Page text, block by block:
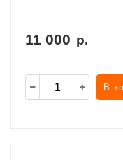
11 000 р.
В